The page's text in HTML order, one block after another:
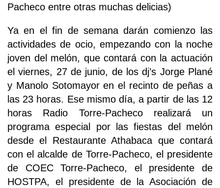
Pacheco entre otras muchas delicias)
Ya en el fin de semana darán comienzo las
actividades de ocio, empezando con la noche
joven del melón, que contará con la actuación
el viernes, 27 de junio, de los dj’s Jorge Plané
y Manolo Sotomayor en el recinto de peñas a
las 23 horas. Ese mismo día, a partir de las 12
horas Radio Torre-Pacheco realizará un
programa especial por las fiestas del melón
desde el Restaurante Athabaca que contará
con el alcalde de Torre-Pacheco, el presidente
de COEC Torre-Pacheco, el presidente de
HOSTPA, el presidente de la Asociación de